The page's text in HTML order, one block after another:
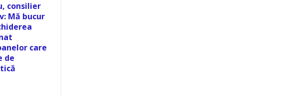
consilier
Mă bucur
care
de